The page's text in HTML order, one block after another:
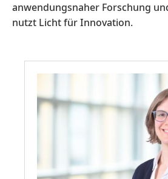
anwendungsnaher Forschung
nutzt Licht für Innovation.